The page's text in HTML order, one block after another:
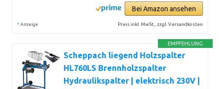
Bei Amazon ansehen
* Anzeige Preis inkl. MwSt., zzgl. Versandkosten
EMPFEHLUNG
Scheppach liegend Holzspalter
HL760LS Brennholzspalter
Hydraulikspalter | elektrisch 230V |